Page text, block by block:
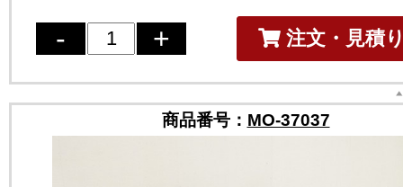
注文・見積
商品番号： MO-37037